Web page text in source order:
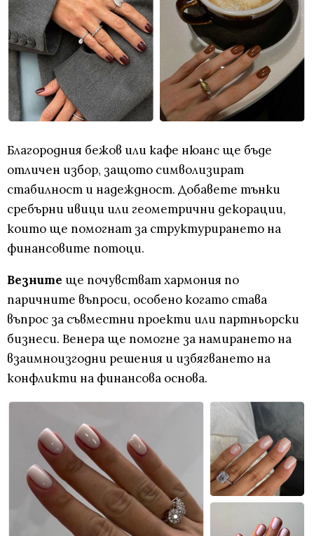
Благородния бежов или кафе нюанс ще бъде
отличен избор, защото символизират
стабилност и надеждност. Добавете тънки
сребърни ивици или геометрични декорации,
които ще помогнат за структурирането на
финансовите потоци.
Везните ще почувстват хармония по
паричните въпроси, особено когато става
въпрос за съвместни проекти или партньорски
бизнеси. Венера ще помогне за намирането на
взаимноизгодни решения и избягването на
конфликти на финансова основа.